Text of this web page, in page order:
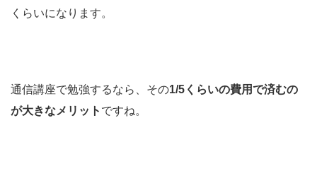
くらいになります。
通信講座で勉強するなら、その1/5くらいの費用で済むの
が大きなメリット ですね。